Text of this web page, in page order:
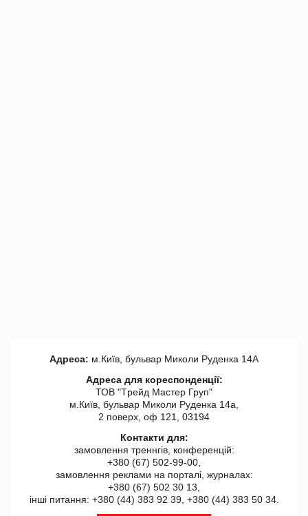
Адреса: м.Київ, бульвар Миколи Руденка 14А
Адреса для кореспонденції:
ТОВ "Tрейд Мастер Груп"
м.Київ, бульвар Миколи Руденка 14а,
2 поверх, оф 121, 03194
Контакти для:
замовлення треннгів, конференцій:
+380 (67) 502-99-00,
замовлення реклами на порталі, журналах:
+380 (67) 502 30 13,
інші питання: +380 (44) 383 92 39, +380 (44) 383 50 34.